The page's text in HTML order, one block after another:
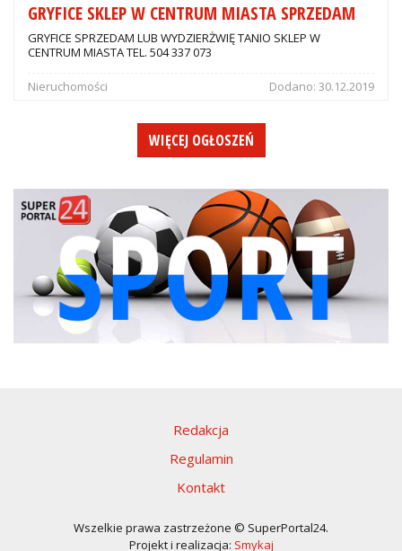
GRYFICE SKLEP W CENTRUM MIASTA SPRZEDAM
GRYFICE SPRZEDAM LUB WYDZIERŻWIĘ TANIO SKLEP W
CENTRUM MIASTA TEL. 504 337 073
Nieruchomości Dodano: 30.12.2019
WIĘCEJ OGŁOSZEŃ
Redakcja
Regulamin
Kontakt
Wszelkie prawa zastrzeżone © SuperPortal24.
Projekt i realizacja: Smykaj